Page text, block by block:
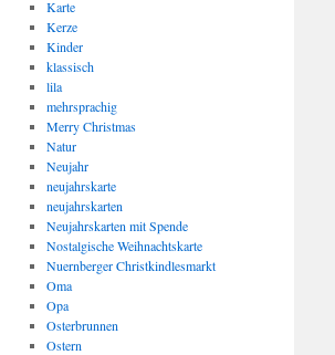
Karte
Kerze
Kinder
klassisch
lila
mehrsprachig
Merry Christmas
Natur
Neujahr
neujahrskarte
neujahrskarten
Neujahrskarten mit Spende
Nostalgische Weihnachtskarte
Nuernberger Christkindlesmarkt
Oma
Opa
Osterbrunnen
Ostern